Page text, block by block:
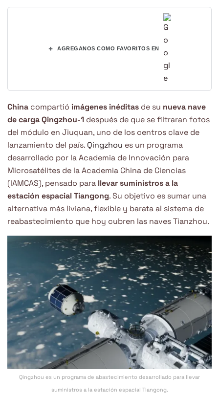
+ AGREGANOS COMO FAVORITOS EN
China compartió imágenes inéditas de su nueva nave
de carga Qingzhou-1 después de que se filtraran fotos
del módulo en Jiuquan, uno de los centros clave de
lanzamiento del país. Qingzhou es un programa
desarrollado por la Academia de Innovación para
Microsatélites de la Academia China de Ciencias
(IAMCAS), pensado para llevar suministros a la
estación espacial Tiangong. Su objetivo es sumar una
alternativa más liviana, flexible y barata al sistema de
reabastecimiento que hoy cubren las naves Tianzhou.
Qingzhou es un programa de abastecimiento desarrollado para llevar
suministros a la estación espacial Tiangong.